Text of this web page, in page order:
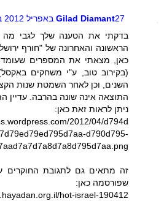
Gilad Diamant27 באפריל 2012 בשעה 9:18
בדקתי את הטענה שלך לגבי
הראשונה והאחרונה של "חורף
כאן, מצאתי את המספרים
(בקירוב טוב, ע"י משחקים
השנים, וכן לאחר השמטת שנות
התוצאה אינה שונה בהרבה. עדיין
ניתן לראות זאת כאן:
2012/04/d794d
d790d795-
זה מתאים גם לתגובת החוקרים
שפורסמה כאן:
hot-israel-190412/